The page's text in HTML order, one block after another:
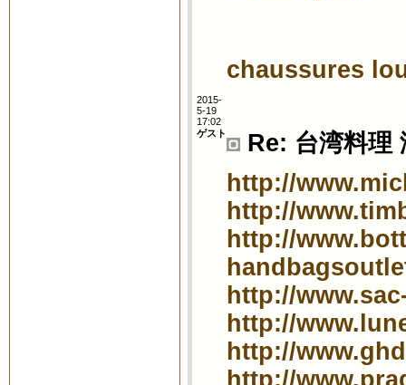
chaussures
2015-
5-19
17:02
ゲスト
Re: 台湾料理
http://
http://
http://
http://
http://
http://
http://